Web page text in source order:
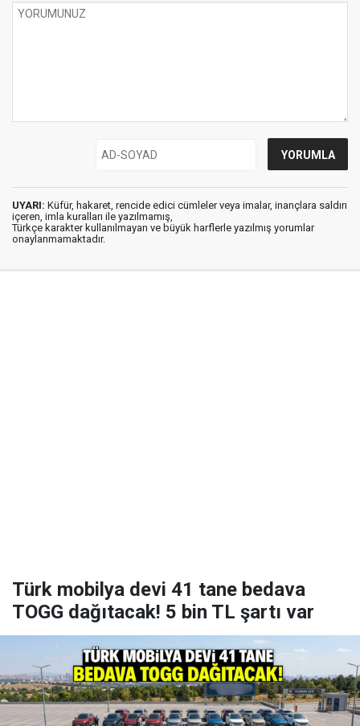
UYARI: Küfür, hakaret, rencide edici cümleler veya imalar, inançlara saldırı
içeren, imla kuralları ile yazılmamış,
Türkçe karakter kullanılmayan ve büyük harflerle yazılmış yorumlar
onaylanmamaktadır.
Türk mobilya devi 41 tane bedava
TOGG dağıtacak! 5 bin TL şartı var